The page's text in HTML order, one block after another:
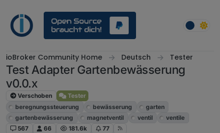
ioBroker Community Home Deutsch Tester
Test Adapter Gartenbewässerung
v0.0.x
Verschoben
Tester
beregnungssteuerung
bewässerung
garten
gartenbewässerung
magnetventil ventil
ventile
567
66 181.6k 77